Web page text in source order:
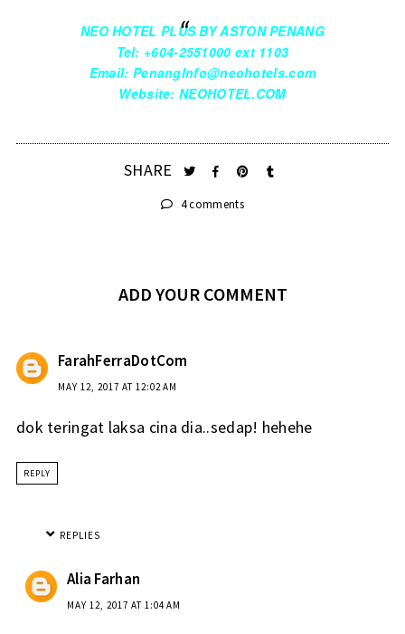
NEO HOTEL PLUS BY ASTON PENANG
Tel: +604-2551000 ext 1103
Email: PenangInfo@neohotels.com
Website: NEOHOTEL.COM
SHARE
4 comments
ADD YOUR COMMENT
FarahFerraDotCom
MAY 12, 2017 AT 12:02 AM
dok teringat laksa cina dia..sedap! hehehe
REPLY
REPLIES
Alia Farhan
MAY 12, 2017 AT 1:04 AM